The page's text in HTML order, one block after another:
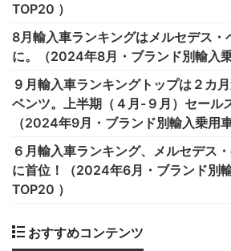
TOP20 ）
8月輸入車ランキングはメルセデス・
に。（2024年8月・ブランド別輸入
９月輸入車ランキングトップは２カ
ベンツ。上半期（４月-９月）セール
（2024年9月・ブランド別輸入乗用
６月輸入車ランキング、メルセデス
に首位！（2024年6月・ブランド別
TOP20 ）
おすすめコンテンツ